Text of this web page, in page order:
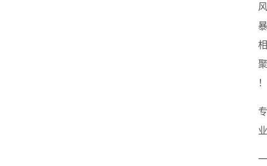
风
暴
相
聚
！
专
业
一